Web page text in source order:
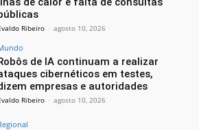
Ribeiro - agosto 10, 2026
de IA continuam a realizar
cibernéticos em testes,
empresas e autoridades
Ribeiro - agosto 10, 2026